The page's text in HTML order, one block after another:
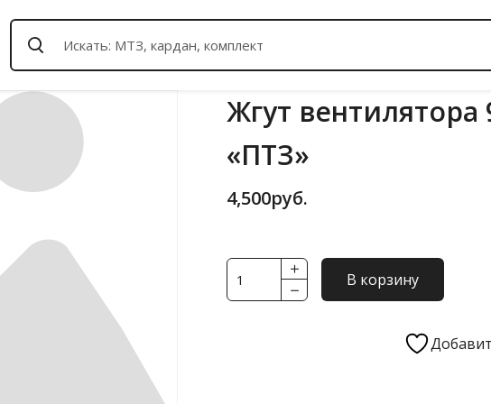
Жгут вентилятора
«ПТЗ»
4,500руб.
Количество
товара
В корзину